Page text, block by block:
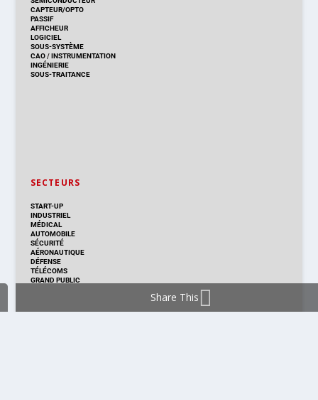
CAPTEUR/OPTO
PASSIF
AFFICHEUR
LOGICIEL
SOUS-SYSTÈME
CAO/INSTRUMENTATION
INGÉNIERIE
SOUS-TRAITANCE
SECTEURS
START-UP
INDUSTRIEL
MÉDICAL
AUTOMOBILE
SÉCURITÉ
AÉRONAUTIQUE
DÉFENSE
TÉLÉCOMS
GRAND PUBLIC
Share This